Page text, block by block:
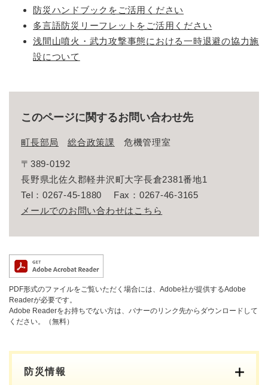
防災ハンドブックをご活用ください
多言語防災リーフレットをご活用ください
浅間山噴火・武力攻撃事態における一時退避の協力施
設について
このページに関するお問い合わせ先
町長部局 総合政策課 危機管理室
〒389-0192
長野県北佐久郡軽井沢町大字長倉2381番地1
Tel：0267‐45‐1880
Fax：0267‐46‐3165
メールでのお問い合わせはこちら
PDF形式のファイルをご覧いただく場合には、Adobe社が提供するAdobe
Readerが必要です。
Adobe Readerをお持ちでない方は、バナーのリンク先からダウンロードして
ください。（無料）
防災情報